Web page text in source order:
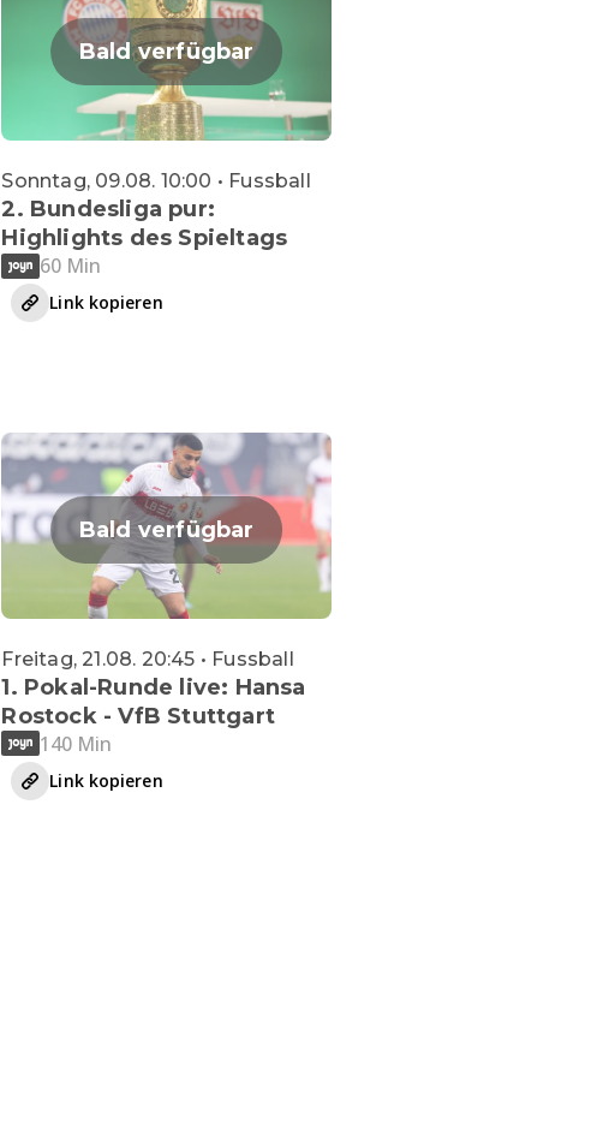
Bald verfügbar
Sonntag, 09.08. 10:00 • Fussball
2. Bundesliga pur:
Highlights des Spieltags
60 Min
Link kopieren
Bald verfügbar
Freitag, 21.08. 20:45 • Fussball
1. Pokal-Runde live: Hansa
Rostock - VfB Stuttgart
140 Min
Link kopieren